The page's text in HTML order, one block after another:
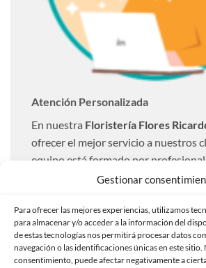
Gestionar
Para ofrecer las mejores experiencias, utilizamos
para almacenar y/o acceder a la información del
de estas tecnologías nos permitirá procesar datos
navegación o las identificaciones únicas en este
consentimiento, puede afectar negativamente a
Atención Personalizada
En nuestra Floristería Flores
ofrecer el mejor servicio a nuestros
equipo está formado por
importante que resulta una entrega
personalizadas a nuestros clientes.
Ofrecemos un servicio de envío
compra de flores a domicilio,